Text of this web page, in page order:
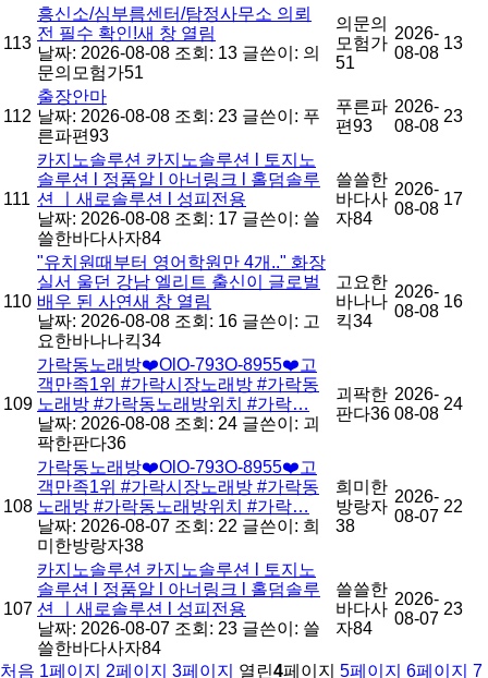
113
흥신소/심부름센터/탐정사무소 의뢰
전 필수 확인!새 창 열림
날짜: 2026-08-08 조회: 13 글쓴이: 의
문의모험가51
의문의
모험가
51
2026-
08-08
13
112
출장안마
날짜: 2026-08-08 조회: 23 글쓴이: 푸
른파편93
푸른파
편93
2026-
08-08
23
111
카지노솔루션 카지노솔루션 l 토지노
솔루션 l 정품알 l 아너링크 l 홀덤솔루
션 ㅣ새로솔루션 l 성피전용
날짜: 2026-08-08 조회: 17 글쓴이: 쓸
쓸한바다사자84
쓸쓸한
바다사
자84
2026-
08-08
17
110
"유치원때부터 영어학원만 4개.." 화장
실서 울던 강남 엘리트 출신이 글로벌
배우 된 사연새 창 열림
날짜: 2026-08-08 조회: 16 글쓴이: 고
요한바나나킥34
고요한
바나나
킥34
2026-
08-08
16
109
가락동노래방❤️OlO-793O-8955❤️고
객만족1위 #가락시장노래방 #가락동
노래방 #가락동노래방위치 #가락…
날짜: 2026-08-08 조회: 24 글쓴이: 괴
팍한판다36
괴팍한
판다36
2026-
08-08
24
108
가락동노래방❤️OlO-793O-8955❤️고
객만족1위 #가락시장노래방 #가락동
노래방 #가락동노래방위치 #가락…
날짜: 2026-08-07 조회: 22 글쓴이: 희
미한방랑자38
희미한
방랑자
38
2026-
08-07
22
107
카지노솔루션 카지노솔루션 l 토지노
솔루션 l 정품알 l 아너링크 l 홀덤솔루
션 ㅣ새로솔루션 l 성피전용
날짜: 2026-08-07 조회: 23 글쓴이: 쓸
쓸한바다사자84
쓸쓸한
바다사
자84
2026-
08-07
23
처음 1페이지 2페이지 3페이지 열린4페이지 5페이지 6페이지 7